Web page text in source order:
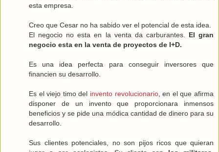
esta empresa.
Creo que Cesar no ha sabido ver el potencial de esta idea.
El negocio no esta en la venta da carburantes. El gran
negocio esta en la venta de proyectos de I+D.
Es una idea perfecta para conseguir inversores que
financien su desarrollo.
Es el viejo timo del invento revolucionario, en el que afirma
disponer de un invento que proporcionara inmensos
beneficios y se pide una módica cantidad de dinero para su
desarrollo.
Sus clientes potenciales, no son pijos ricos que quieran